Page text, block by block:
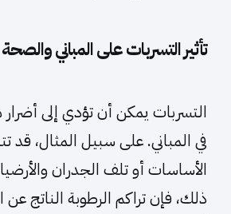
تأثير التسربات على المباني والصحة
التسربات يمكن أن تؤدي إلى
في المباني. على سبيل المثال، قد
الأساسات أو تلف الجدران
ذلك، فإن تراكم الرطوبة الناتج